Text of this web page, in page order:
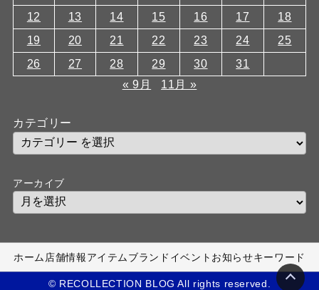
12
13 14 15 16 17
18
19
20 21 22 23 24
25
26
27 28 29 30
31
« 9月
11月 »
カテゴリー
アーカイブ
ホーム 店舗情報アイテム ブランド イベント お知らせキーワード
© RECOLLECTION BLOG All rights reserved.